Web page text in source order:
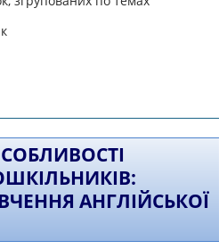
для дошкільнят «English
АНГЛІЙСЬКОЇ